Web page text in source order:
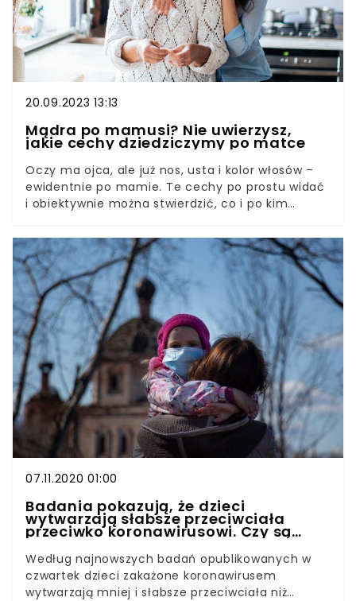
20.09.2023 13:13
Mądra po mamusi? Nie uwierzysz,
jakie cechy dziedziczymy po matce
Oczy ma ojca, ale już nos, usta i kolor włosów –
ewidentnie po mamie. Te cechy po prostu widać
i obiektywnie można stwierdzić, co i po kim
kwestiami jak charakter? Albo inteligencja? Tu już
możemy snuć tylko przypuszczenia.My, rodzice,
się domyślamy, a naukowcy to wiedzą i to już od
dawna. W XIX w. badacze z Uniwersytetu w
Cambridge opublikowali swoje doświadczenia, z
których wynikało, że jedną z cech dziedziczonych
po matce jest właśnie inteligencja. Geny za to
odpowiedzialne są w dużej mierze zlokalizowane
na chromosomie X.
07.11.2020 01:00
Badania pokazują, że dzieci
wytwarzają słabsze przeciwciała
przeciwko koronawirusowi. Czy są
bardziej narażone na zachorowanie?
Według najnowszych badań opublikowanych w
czwartek dzieci zakażone koronawirusem
wytwarzają mniej i słabsze przeciwciała niż